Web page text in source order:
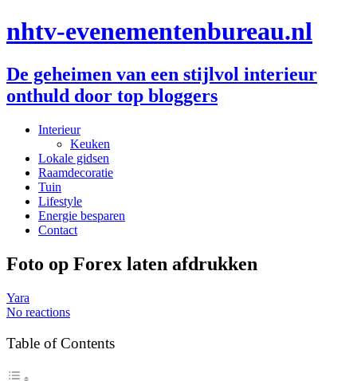
nhtv-evenementenbureau.nl
De geheimen van een stijlvol interieur
onthuld door top bloggers
Interieur
Keuken
Lokale gidsen
Raamdecoratie
Tuin
Lifestyle
Energie besparen
Contact
Foto op Forex laten afdrukken
Yara
No reactions
Table of Contents